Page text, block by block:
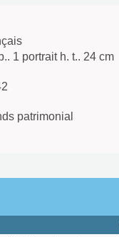
1 portrait h. t.. 24 cm
patrimonial